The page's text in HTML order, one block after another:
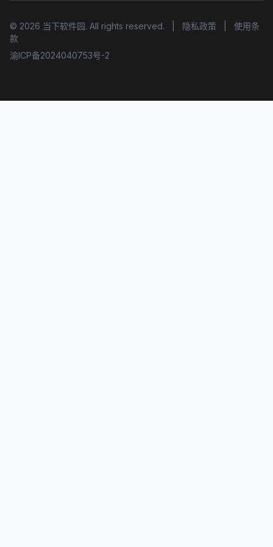
© 2026 当下软件园. All rights reserved. 隐私政策
使用条
款
渝ICP备2024040753号-2